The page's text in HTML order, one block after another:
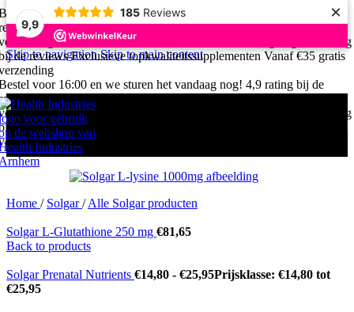
9,9
185 Reviews ×
Skip to navigationSkip to main content
voor 16:00 en we sturen het vandaag nog!
Exclusieve topkwaliteitssupplementenVanaf €35 gratis
Bestel voor 16:00 en we sturen het vandaag nog!
4,9 rating
de reviewsExclusieve topkwaliteitssupplementenVanaf €35 gratis
voor 16:00 en we sturen het vandaag nog! 4,9 rating bij de
Exclusieve topkwaliteitssupplementen
Bestel voor 16:00 en we sturen het vandaag nog!
4,9 rating
de reviewsExclusieve topkwaliteitssupplementen
Home / Solgar/ Alle Solgar producten
Solgar L-Glutathione 250 mg €81,65
Back to products
Solgar Prenatal Nutrients €14,80 - €25,95Prijsklasse: €14,80 tot
€25,95